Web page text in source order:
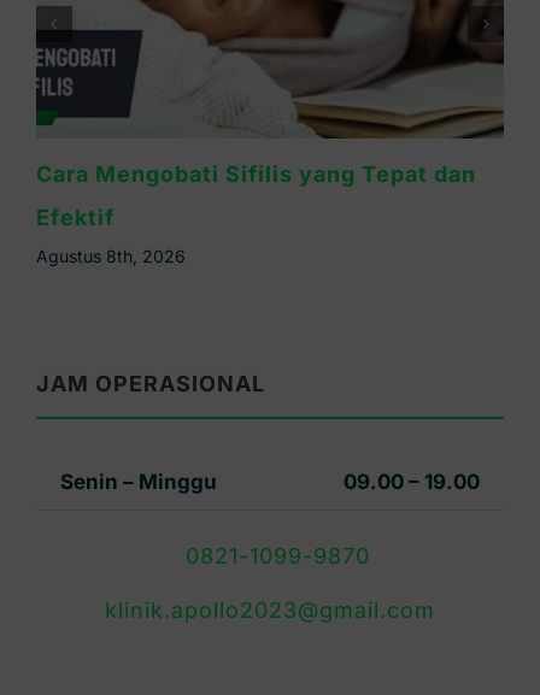
Lebih Bahaya Sifilis atau HIV? Ini
Penjelasannya
Agustus 6th, 2026
JAM OPERASIONAL
Senin – Minggu 09.00 – 19.00
0821-1099-9870
klinik.apollo2023@gmail.com